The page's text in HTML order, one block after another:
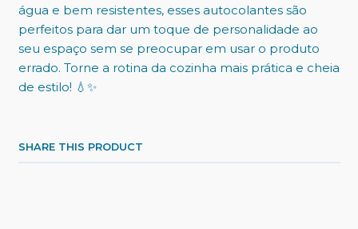
água e bem resistentes, esses autocolantes são
perfeitos para dar um toque de personalidade ao
seu espaço sem se preocupar em usar o produto
errado. Torne a rotina da cozinha mais prática e cheia
de estilo! 💧✨
SHARE THIS PRODUCT